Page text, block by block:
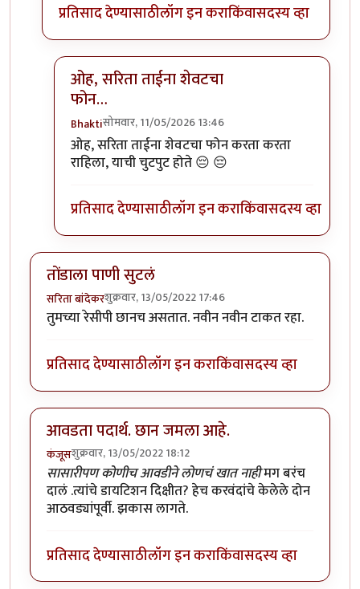
प्रतिसाद देण्यासाठीलॉग इन कराकिंवासदस्य व्हा
ओह, सरिता ताईना शेवटचा
फोन…
Bhaktiसोमवार, 11/05/2026 13:46
In reply to:) तुम्हाला पाकृ नेहमी आवडतातby
ओह, सरिता ताईना शेवटचा फोन करता करता
राहिला, याची चुटपुट होते 😔 😔
प्रतिसाद देण्यासाठीलॉग इन कराकिंवासदस्य व्हा
तोंडाला पाणी सुटलं
सरिता बांदेकरशुक्रवार, 13/05/2022 17:46
तुमच्या रेसीपी छानच असतात. नवीन नवीन टाकत रहा.
प्रतिसाद देण्यासाठीलॉग इन कराकिंवासदस्य व्हा
आवडता पदार्थ. छान जमला आहे.
कंजूसशुक्रवार, 13/05/2022 18:12
सासारीपण कोणीच आवडीने लोणचं खात नाहीमग बरंच
दालं .त्यांचे डायटिशन दिक्षीत? हेच करवंदांचे केलेले दोन
आठवड्यांपूर्वी. झकास लागते.
प्रतिसाद देण्यासाठीलॉग इन कराकिंवासदस्य व्हा